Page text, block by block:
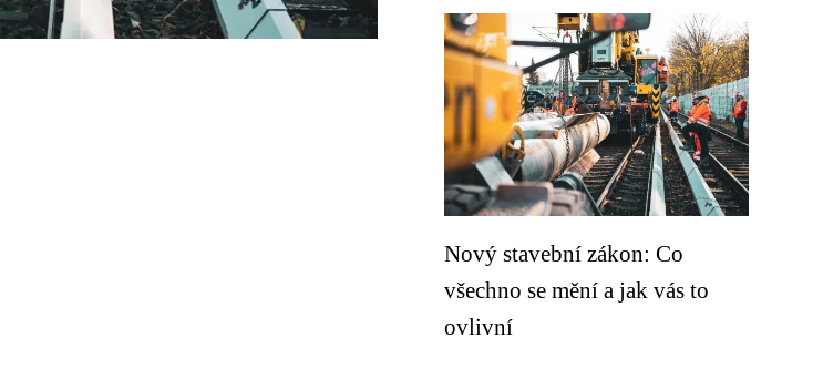
Nový stavební zákon: Co
všechno se mění a jak vás to
ovlivní